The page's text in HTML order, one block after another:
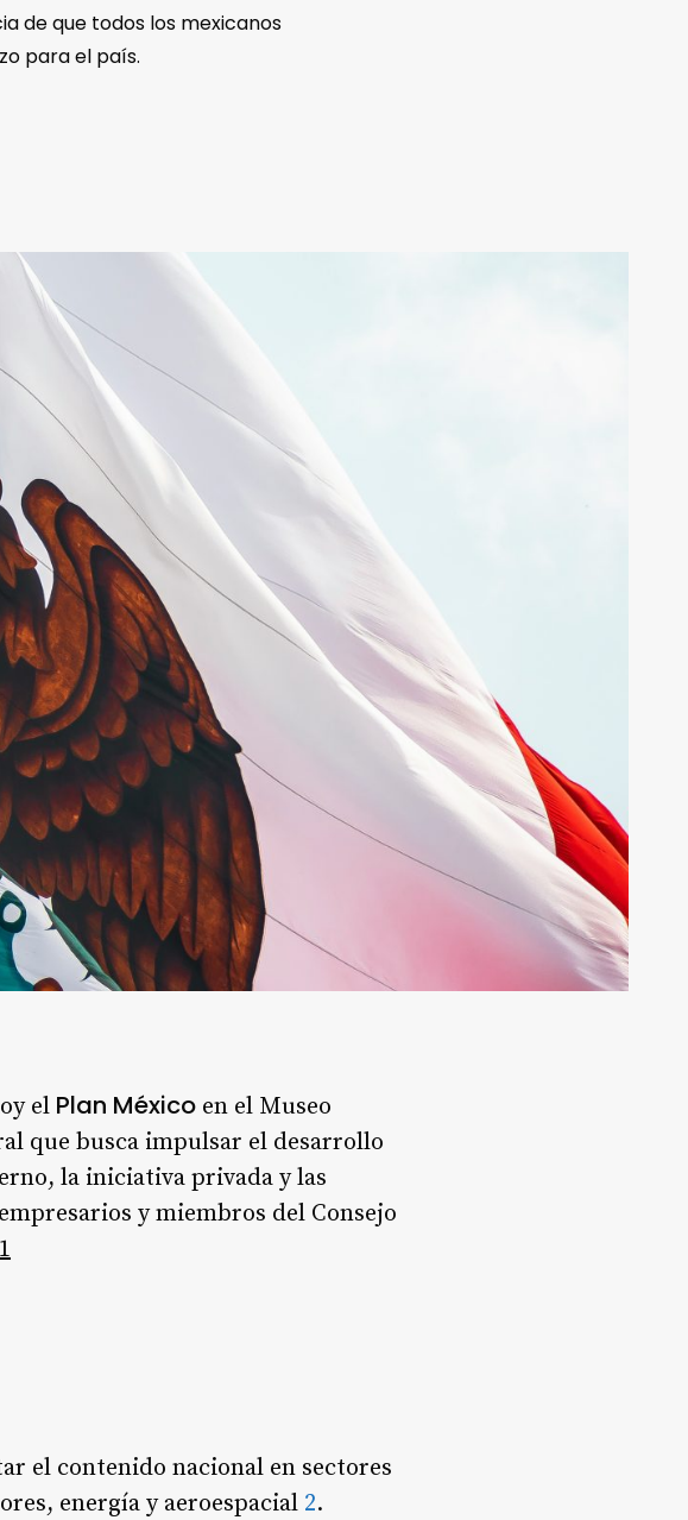
de que todos los mexicanos
para el país.
el Plan México en el Museo
que busca impulsar el desarrollo
la iniciativa privada y las
y miembros del Consejo
1
el contenido nacional en sectores
energía y aeroespacial 2.